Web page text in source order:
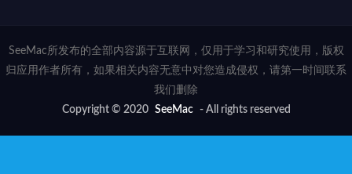
SeeMac所发布的全部内容源于互联网，仅用于学习和研究使用，版权
归应用作者所有，如果相关内容无意中对您造成侵权，请第一时间联系
我们删除
Copyright © 2020 SeeMac - All rights reserved